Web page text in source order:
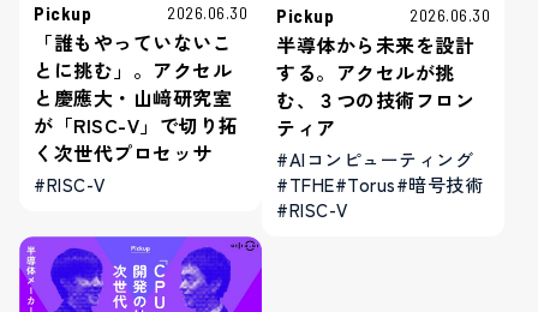
Pickup 2026.06.30
「誰もやっていないこ
とに挑む」。アクセル
と慶應大・山﨑研究室
が「RISC-V」で切り拓
く次世代プロセッサ
#RISC-V
Pickup 2026.06.30
半導体から未来を設計
する。アクセルが挑
む、３つの技術フロン
ティア
#AIコンピューティング
#TFHE#Torus#暗号技術
#RISC-V